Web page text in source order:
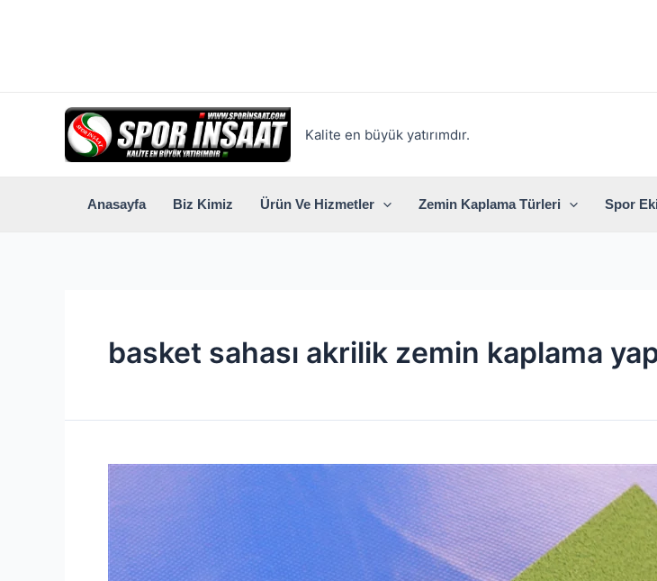
Kalite en büyük yatırımdır.
Anasayfa Biz Kimiz Ürün Ve Hizmetler Zemin Kaplama Türleri Spor
basket sahası akrilik zemin kaplama
Akrilik
Zemin
Kaplama